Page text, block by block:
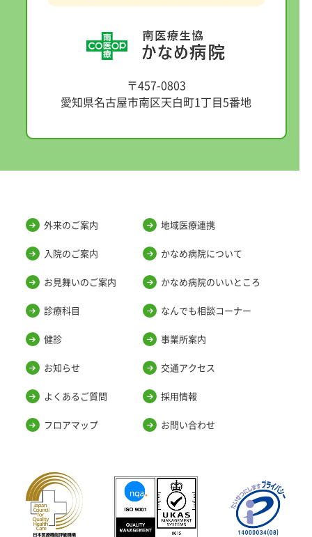
〒457-0803
愛知県名古屋市南区天白町1丁目5番地
外来のご案内
入院のご案内
お見舞いのご案内
診療科目
健診
地域医療連携
かなめ病院について
かなめ病院のいいところ
なんでも相談コーナー
事業所案内
お知らせ
よくあるご質問
フロアマップ
交通アクセス
採用情報
お問い合わせ